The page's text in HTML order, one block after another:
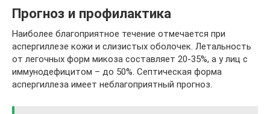
Прогноз и профилактика
Наиболее благоприятное течение отмечается при
аспергиллезе кожи и слизистых оболочек. Летальность
от легочных форм микоза составляет 20-35%, а у лиц с
иммунодефицитом – до 50%. Септическая форма
аспергиллеза имеет неблагоприятный прогноз.